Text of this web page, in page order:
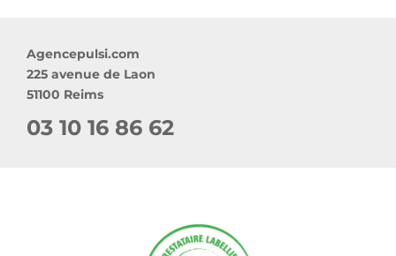
Agencepulsi.com
225 avenue de Laon
51100 Reims
03 10 16 86 62